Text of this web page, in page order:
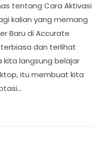
tentang Cara Aktivasi
kalian yang memang
Baru di Accurate
dan terlihat
kita langsung belajar
itu membuat kita